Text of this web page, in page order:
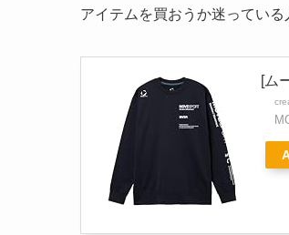
アイテムを買おうか迷っている
[ム